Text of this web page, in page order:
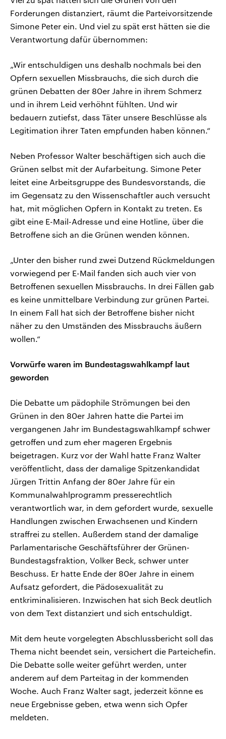
Forderungen distanziert, räumt die Parteivorsitzende
Simone Peter ein. Und viel zu spät erst hätten sie die
Verantwortung dafür übernommen:
„Wir entschuldigen uns deshalb nochmals bei den
Opfern sexuellen Missbrauchs, die sich durch die
grünen Debatten der 80er Jahre in ihrem Schmerz
und in ihrem Leid verhöhnt fühlten. Und wir
bedauern zutiefst, dass Täter unsere Beschlüsse als
Legitimation ihrer Taten empfunden haben können.“
Neben Professor Walter beschäftigen sich auch die
Grünen selbst mit der Aufarbeitung. Simone Peter
leitet eine Arbeitsgruppe des Bundesvorstands, die
im Gegensatz zu den Wissenschaftler auch versucht
hat, mit möglichen Opfern in Kontakt zu treten. Es
gibt eine E-Mail-Adresse und eine Hotline, über die
Betroffene sich an die Grünen wenden können.
„Unter den bisher rund zwei Dutzend Rückmeldungen
vorwiegend per E-Mail fanden sich auch vier von
Betroffenen sexuellen Missbrauchs. In drei Fällen gab
es keine unmittelbare Verbindung zur grünen Partei.
In einem Fall hat sich der Betroffene bisher nicht
näher zu den Umständen des Missbrauchs äußern
wollen.“
Vorwürfe waren im Bundestagswahlkampf laut
geworden
Die Debatte um pädophile Strömungen bei den
Grünen in den 80er Jahren hatte die Partei im
vergangenen Jahr im Bundestagswahlkampf schwer
getroffen und zum eher mageren Ergebnis
beigetragen. Kurz vor der Wahl hatte Franz Walter
veröffentlicht, dass der damalige Spitzenkandidat
Jürgen Trittin Anfang der 80er Jahre für ein
Kommunalwahlprogramm presserechtlich
verantwortlich war, in dem gefordert wurde, sexuelle
Handlungen zwischen Erwachsenen und Kindern
straffrei zu stellen. Außerdem stand der damalige
Parlamentarische Geschäftsführer der Grünen-
Bundestagsfraktion, Volker Beck, schwer unter
Beschuss. Er hatte Ende der 80er Jahre in einem
Aufsatz gefordert, die Pädosexualität zu
entkriminalisieren. Inzwischen hat sich Beck deutlich
von dem Text distanziert und sich entschuldigt.
Mit dem heute vorgelegten Abschlussbericht soll das
Thema nicht beendet sein, versichert die Parteichefin.
Die Debatte solle weiter geführt werden, unter
anderem auf dem Parteitag in der kommenden
Woche. Auch Franz Walter sagt, jederzeit könne es
neue Ergebnisse geben, etwa wenn sich Opfer
meldeten.